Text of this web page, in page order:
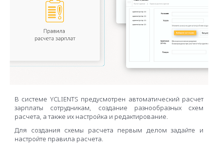
В системе YCLIENTS предусмотрен автоматический расчет
зарплаты сотрудникам, создание разнообразных схем
расчета, а также их настройка и редактирование.
Для создания схемы расчета первым делом задайте и
настройте правила расчета.